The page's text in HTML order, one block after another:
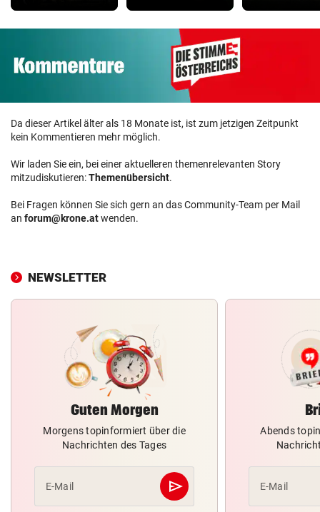
Da dieser Artikel älter als 18 Monate ist, ist zum jetzigen Zeitpunkt
kein Kommentieren mehr möglich.
Wir laden Sie ein, bei einer aktuelleren themenrelevanten Story
mitzudiskutieren:Themenübersicht.
Bei Fragen können Sie sich gern an das Community-Team per Mail
an forum@krone.atwenden.
NEWSLETTER
Guten Morgen
Morgens topinformiert über die
Nachrichten des Tages
E-Mail send
Abschicken
Abends
E-Mail